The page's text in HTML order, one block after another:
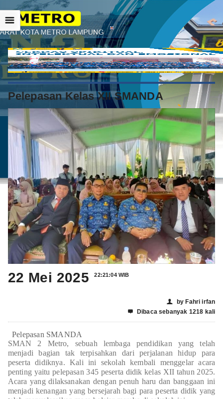
☰
Pelepasan Kelas XII SMANDA
22 Mei 2025 22:21:04 WIB
👤 by Fahri irfan
 Dibaca sebanyak 1218 kali
Pelepasan SMANDA
SMAN 2 Metro, sebuah lembaga pendidikan yang telah
menjadi bagian tak terpisahkan dari perjalanan hidup para
peserta didiknya. Kali ini sekolah kembali menggelar acara
penting yaitu pelepasan 345 peserta didik kelas XII tahun 2025.
Acara yang dilaksanakan dengan penuh haru dan banggaan ini
menjadi kenangan yang bersejarah bagi para peserta didik yang